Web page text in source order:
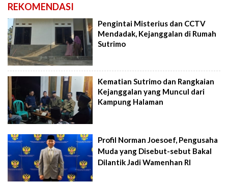
REKOMENDASI
Pengintai Misterius dan CCTV
Mendadak, Kejanggalan di Rumah
Sutrimo
Kematian Sutrimo dan Rangkaian
Kejanggalan yang Muncul dari
Kampung Halaman
Profil Norman Joesoef, Pengusaha
Muda yang Disebut-sebut Bakal
Dilantik Jadi Wamenhan RI